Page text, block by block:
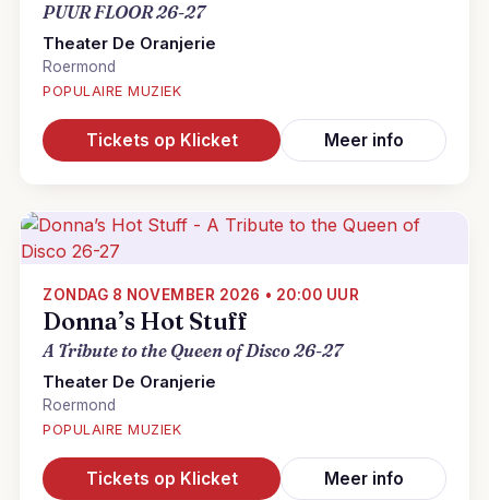
PUUR FLOOR 26-27
Theater De Oranjerie
Roermond
POPULAIRE MUZIEK
Tickets op Klicket Meer info
ZONDAG 8 NOVEMBER 2026 • 20:00 UUR
Donna’s Hot Stuff
A Tribute to the Queen of Disco 26-27
Theater De Oranjerie
Roermond
POPULAIRE MUZIEK
Tickets op Klicket Meer info